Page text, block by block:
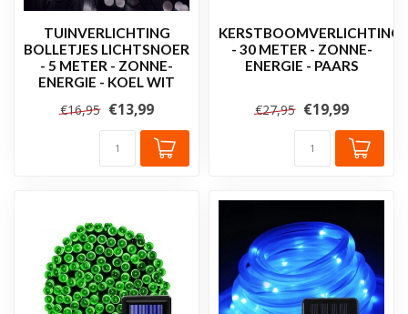
TUINVERLICHTING
BOLLETJES LICHTSNOER
- 5 METER - ZONNE-
ENERGIE - KOEL WIT
€16,95 €13,99
KERSTBOOMVERLICHTING
- 30 METER - ZONNE-
ENERGIE - PAARS
€27,95 €19,99